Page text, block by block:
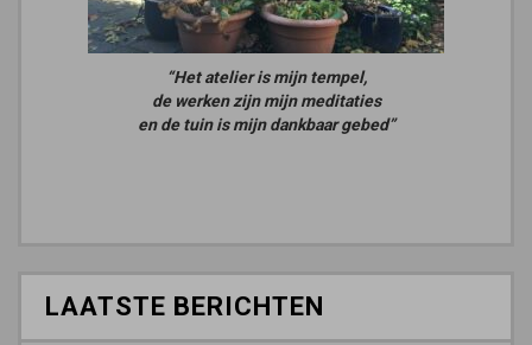
“Het atelier is mijn tempel,
de werken zijn mijn meditaties
en de tuin is mijn dankbaar gebed”
LAATSTE BERICHTEN